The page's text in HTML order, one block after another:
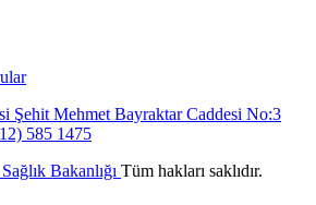
Şehit Mehmet Bayraktar Caddesi No:3
585 1475
Bakanlığı Tüm hakları saklıdır.